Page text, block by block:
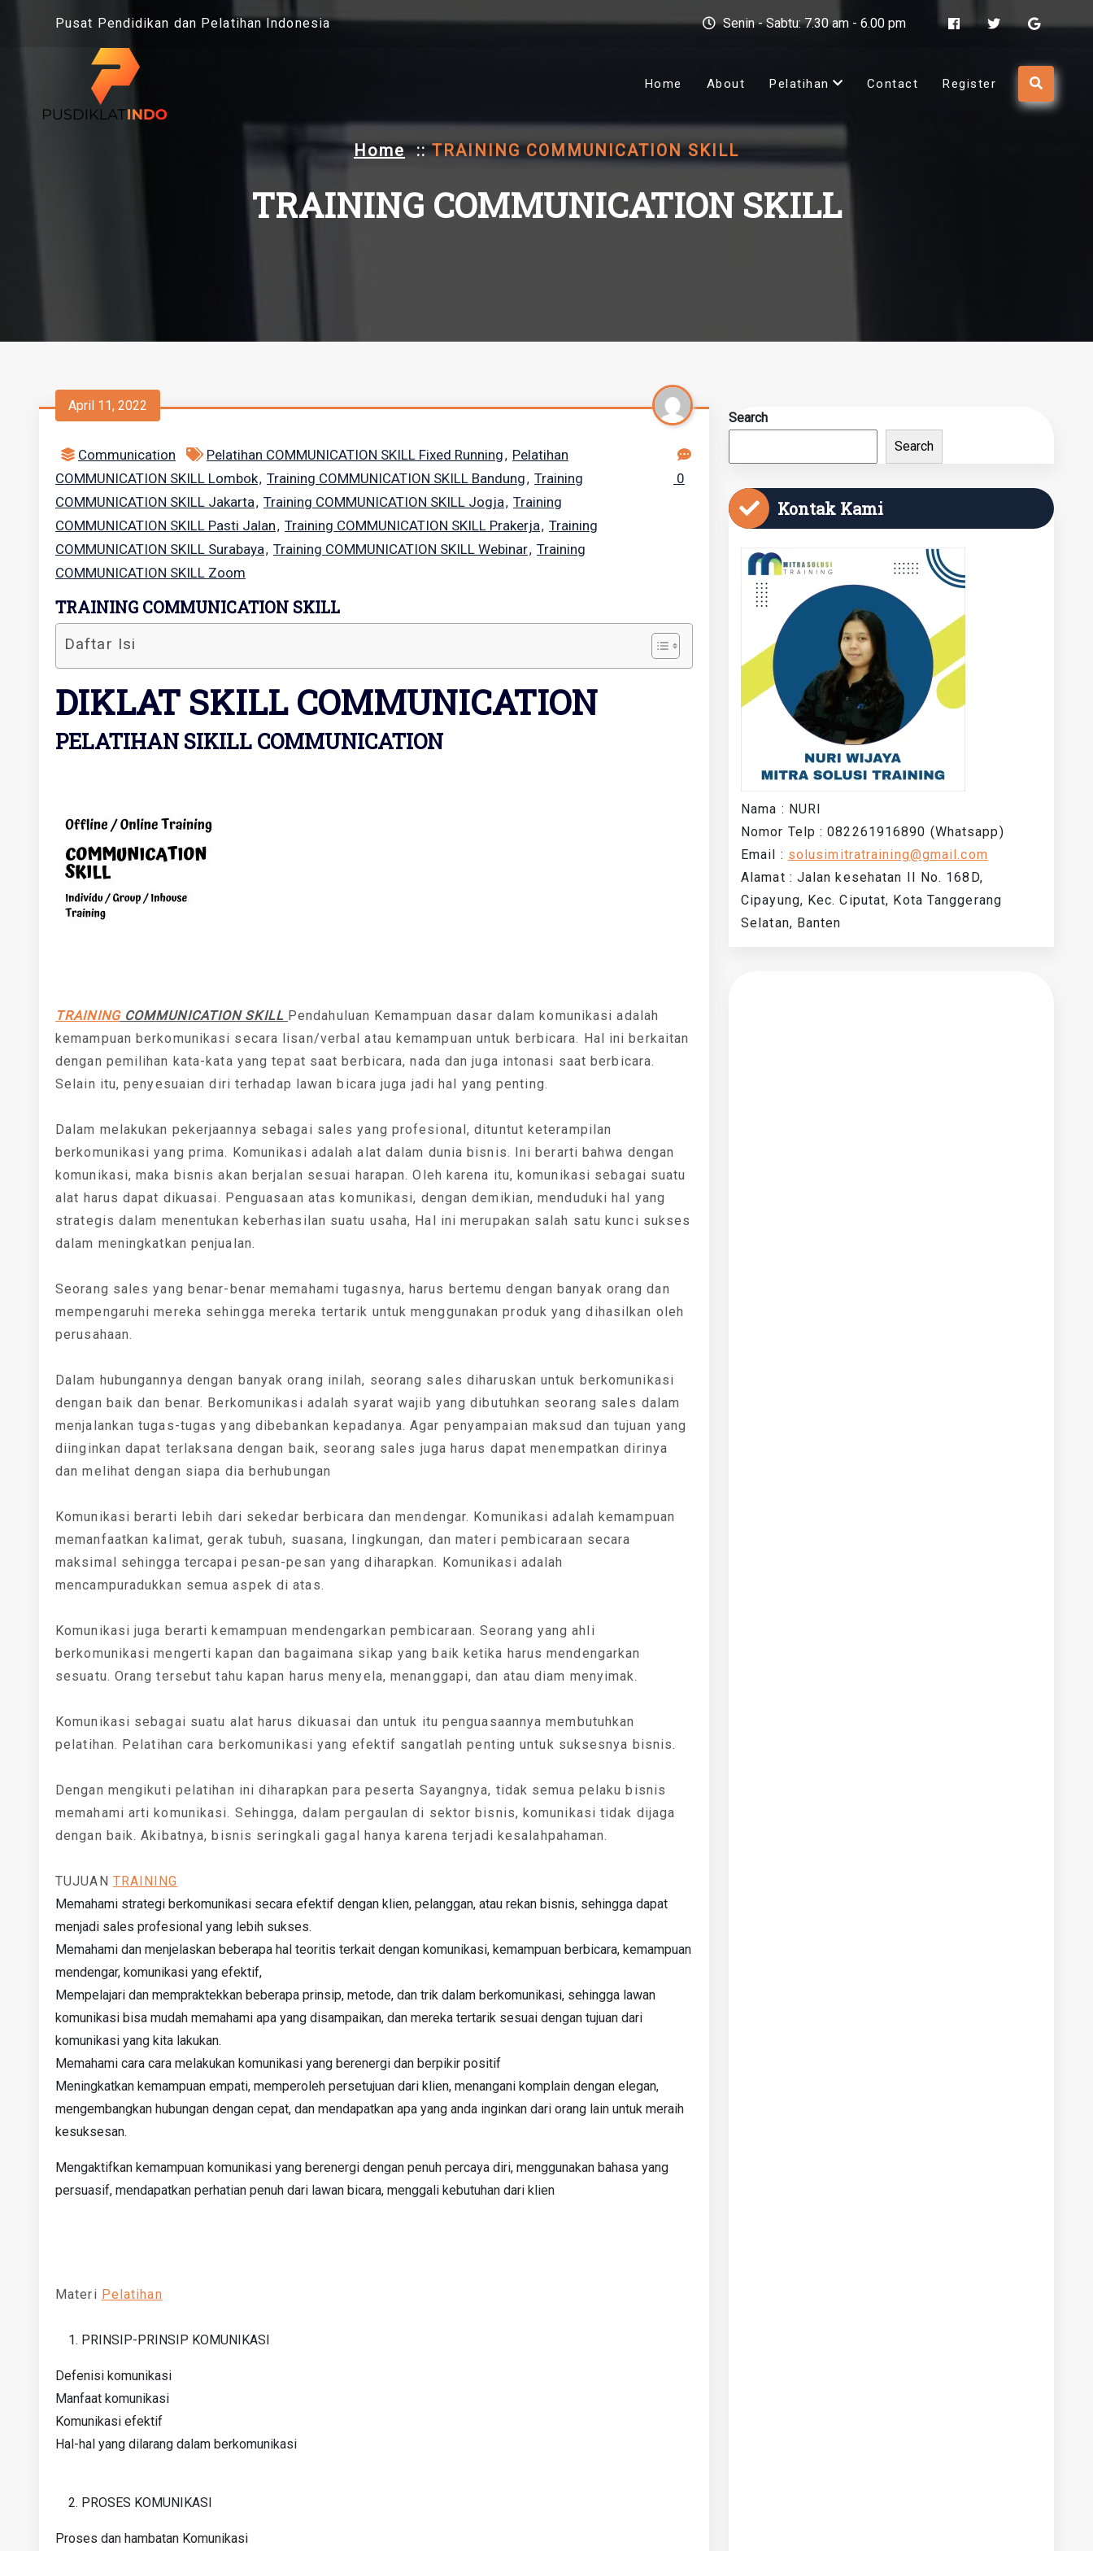
Pusat Pendidikan dan Pelatihan Indonesia Senin - Sabtu: 7.30 am - 6.00 pm
Home About Pelatihan Contact Register
Home::TRAINING COMMUNICATION SKILL
TRAINING COMMUNICATION SKILL
April 11, 2022
Communication Pelatihan COMMUNICATION SKILL Fixed Running, Pelatihan
COMMUNICATION SKILL Lombok, Training COMMUNICATION SKILL Bandung, Training
COMMUNICATION SKILL Jakarta, Training COMMUNICATION SKILL Jogja, Training
COMMUNICATION SKILL Pasti Jalan, Training COMMUNICATION SKILL Prakerja, Training
COMMUNICATION SKILL Surabaya, Training COMMUNICATION SKILL Webinar, Training
COMMUNICATION SKILL Zoom
0
TRAINING COMMUNICATION SKILL
Daftar Isi
DIKLAT SKILL COMMUNICATION
PELATIHAN SIKILL COMMUNICATION
TRAININGCOMMUNICATION SKILL Pendahuluan Kemampuan dasar dalam komunikasi adalah
kemampuan berkomunikasi secara lisan/verbal atau kemampuan untuk berbicara. Hal ini berkaitan
dengan pemilihan kata-kata yang tepat saat berbicara, nada dan juga intonasi saat berbicara.
Selain itu, penyesuaian diri terhadap lawan bicara juga jadi hal yang penting.
Dalam melakukan pekerjaannya sebagai sales yang profesional, dituntut keterampilan
berkomunikasi yang prima. Komunikasi adalah alat dalam dunia bisnis. Ini berarti bahwa dengan
komunikasi, maka bisnis akan berjalan sesuai harapan. Oleh karena itu, komunikasi sebagai suatu
alat harus dapat dikuasai. Penguasaan atas komunikasi, dengan demikian, menduduki hal yang
strategis dalam menentukan keberhasilan suatu usaha, Hal ini merupakan salah satu kunci sukses
dalam meningkatkan penjualan.
Seorang sales yang benar-benar memahami tugasnya, harus bertemu dengan banyak orang dan
mempengaruhi mereka sehingga mereka tertarik untuk menggunakan produk yang dihasilkan oleh
perusahaan.
Dalam hubungannya dengan banyak orang inilah, seorang sales diharuskan untuk berkomunikasi
dengan baik dan benar. Berkomunikasi adalah syarat wajib yang dibutuhkan seorang sales dalam
menjalankan tugas-tugas yang dibebankan kepadanya. Agar penyampaian maksud dan tujuan yang
diinginkan dapat terlaksana dengan baik, seorang sales juga harus dapat menempatkan dirinya
dan melihat dengan siapa dia berhubungan
Komunikasi berarti lebih dari sekedar berbicara dan mendengar. Komunikasi adalah kemampuan
memanfaatkan kalimat, gerak tubuh, suasana, lingkungan, dan materi pembicaraan secara
maksimal sehingga tercapai pesan-pesan yang diharapkan. Komunikasi adalah
mencampuradukkan semua aspek di atas.
Komunikasi juga berarti kemampuan mendengarkan pembicaraan. Seorang yang ahli
berkomunikasi mengerti kapan dan bagaimana sikap yang baik ketika harus mendengarkan
sesuatu. Orang tersebut tahu kapan harus menyela, menanggapi, dan atau diam menyimak.
Komunikasi sebagai suatu alat harus dikuasai dan untuk itu penguasaannya membutuhkan
pelatihan. Pelatihan cara berkomunikasi yang efektif sangatlah penting untuk suksesnya bisnis.
Dengan mengikuti pelatihan ini diharapkan para peserta Sayangnya, tidak semua pelaku bisnis
memahami arti komunikasi. Sehingga, dalam pergaulan di sektor bisnis, komunikasi tidak dijaga
dengan baik. Akibatnya, bisnis seringkali gagal hanya karena terjadi kesalahpahaman.
TUJUAN TRAINING
Memahami strategi berkomunikasi secara efektif dengan klien, pelanggan, atau rekan bisnis, sehingga dapat
menjadi sales profesional yang lebih sukses.
Memahami dan menjelaskan beberapa hal teoritis terkait dengan komunikasi, kemampuan berbicara, kemampuan
mendengar, komunikasi yang efektif,
Mempelajari dan mempraktekkan beberapa prinsip, metode, dan trik dalam berkomunikasi, sehingga lawan
komunikasi bisa mudah memahami apa yang disampaikan, dan mereka tertarik sesuai dengan tujuan dari
komunikasi yang kita lakukan.
Memahami cara cara melakukan komunikasi yang berenergi dan berpikir positif
Meningkatkan kemampuan empati, memperoleh persetujuan dari klien, menangani komplain dengan elegan,
mengembangkan hubungan dengan cepat, dan mendapatkan apa yang anda inginkan dari orang lain untuk meraih
kesuksesan.
Mengaktifkan kemampuan komunikasi yang berenergi dengan penuh percaya diri, menggunakan bahasa yang
persuasif, mendapatkan perhatian penuh dari lawan bicara, menggali kebutuhan dari klien
Materi Pelatihan
PRINSIP-PRINSIP KOMUNIKASI
Defenisi komunikasi
Manfaat komunikasi
Komunikasi efektif
Hal-hal yang dilarang dalam berkomunikasi
PROSES KOMUNIKASI
Proses dan hambatan Komunikasi
Search
Search
Kontak Kami
Nama : NURI
Nomor Telp : 082261916890 (Whatsapp)
Email : solusimitratraining@gmail.com
Alamat : Jalan kesehatan II No. 168D,
Cipayung, Kec. Ciputat, Kota Tanggerang
Selatan, Banten